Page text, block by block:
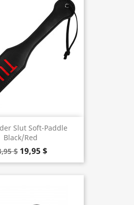
Slut Soft-Paddle
Black/Red
$ 19,95 $